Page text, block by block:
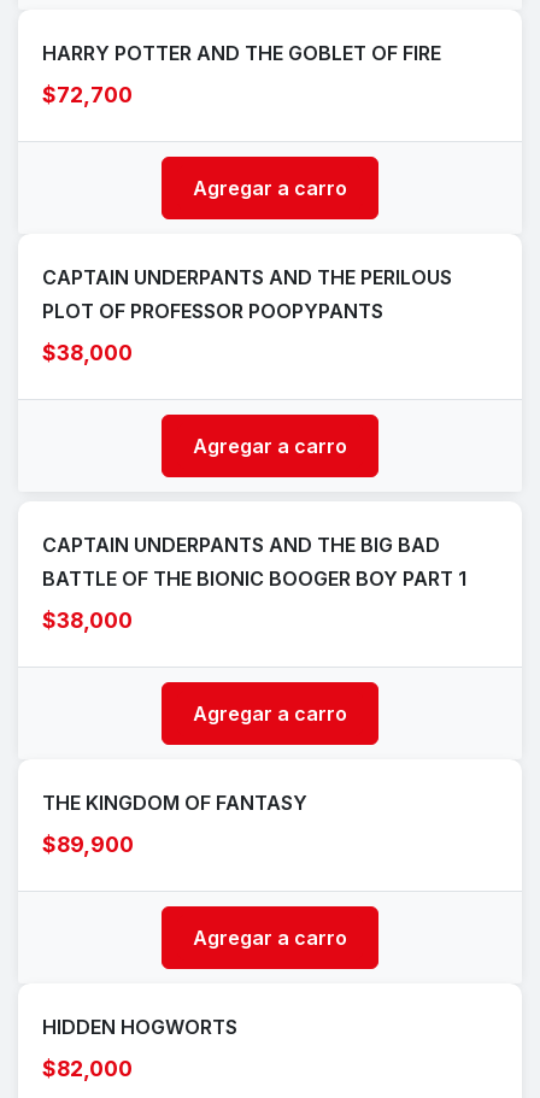
HARRY POTTER AND THE GOBLET OF FIRE
$72,700
Agregar a carro
CAPTAIN UNDERPANTS AND THE PERILOUS
PLOT OF PROFESSOR POOPYPANTS
$38,000
Agregar a carro
CAPTAIN UNDERPANTS AND THE BIG BAD
BATTLE OF THE BIONIC BOOGER BOY PART 1
$38,000
Agregar a carro
THE KINGDOM OF FANTASY
$89,900
Agregar a carro
HIDDEN HOGWORTS
$82,000